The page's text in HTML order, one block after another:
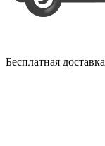
Бесплатная доставка